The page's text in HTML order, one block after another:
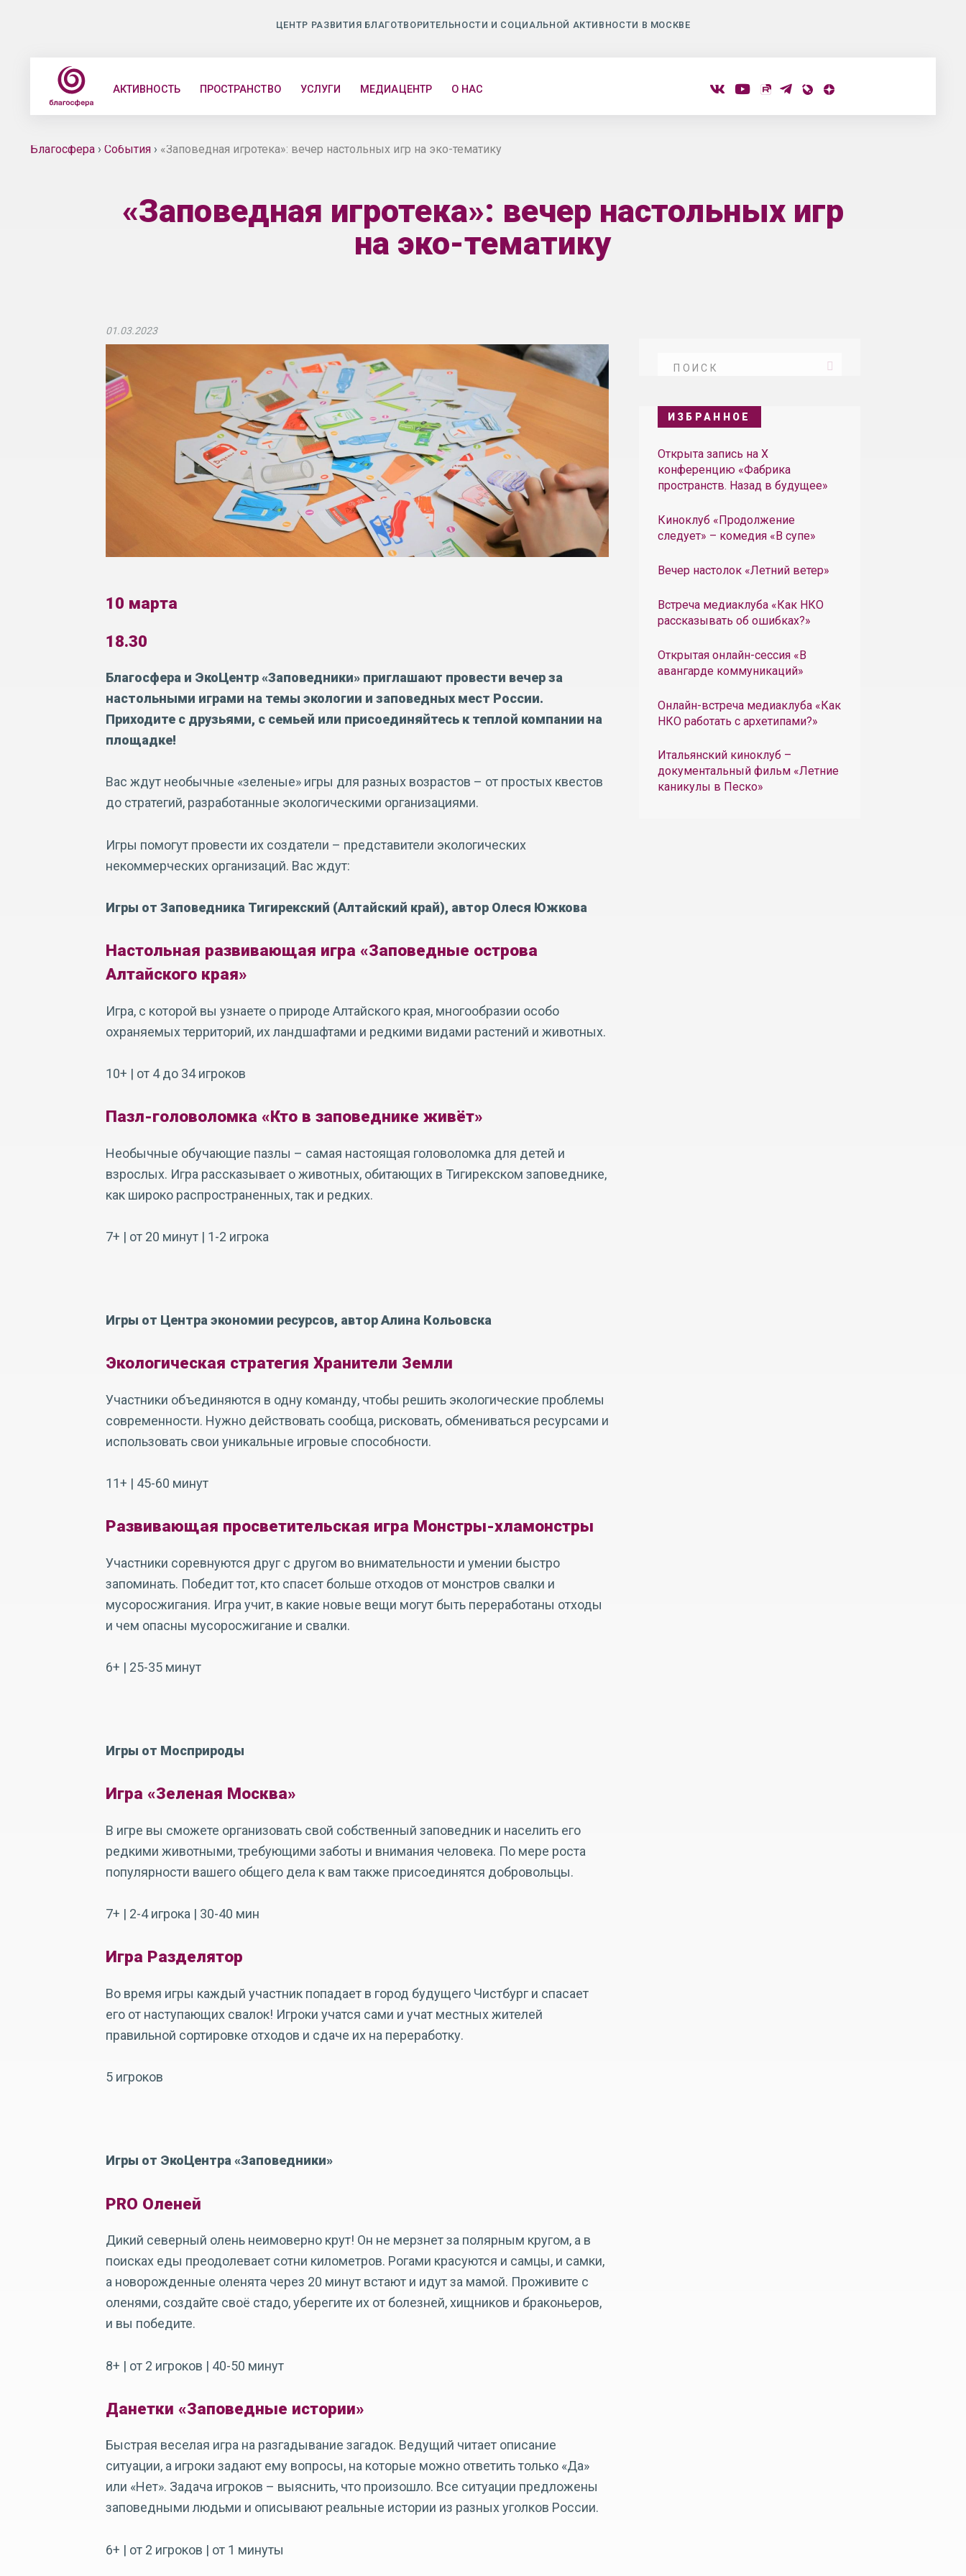
ЦЕНТР РАЗВИТИЯ БЛАГОТВОРИТЕЛЬНОСТИ И СОЦИАЛЬНОЙ АКТИВНОСТИ В МОСКВЕ
АКТИВНОСТЬ ПРОСТРАНСТВО УСЛУГИ МЕДИАЦЕНТР О НАС
Благосфера› События› «Заповедная игротека»: вечер настольных игр на эко-тематику
«Заповедная игротека»: вечер настольных игр
на эко-тематику
01.03.2023
10 марта
18.30
Благосфера и ЭкоЦентр «Заповедники» приглашают провести вечер за
настольными играми на темы экологии и заповедных мест России.
Приходите с друзьями, с семьей или присоединяйтесь к теплой компании на
площадке!
Вас ждут необычные «зеленые» игры для разных возрастов – от простых квестов
до стратегий, разработанные экологическими организациями.
Игры помогут провести их создатели – представители экологических
некоммерческих организаций. Вас ждут:
Игры от Заповедника Тигирекский (Алтайский край), автор Олеся Южкова
Настольная развивающая игра «Заповедные острова
Алтайского края»
Игра, с которой вы узнаете о природе Алтайского края, многообразии особо
охраняемых территорий, их ландшафтами и редкими видами растений и животных.
10+ | от 4 до 34 игроков
Пазл-головоломка «Кто в заповеднике живёт»
Необычные обучающие пазлы – самая настоящая головоломка для детей и
взрослых. Игра рассказывает о животных, обитающих в Тигирекском заповеднике,
как широко распространенных, так и редких.
7+ | от 20 минут | 1-2 игрока
Игры от Центра экономии ресурсов, автор Алина Кольовска
Экологическая стратегия Хранители Земли
Участники объединяются в одну команду, чтобы решить экологические проблемы
современности. Нужно действовать сообща, рисковать, обмениваться ресурсами и
использовать свои уникальные игровые способности.
11+ | 45-60 минут
Развивающая просветительская игра Монстры-хламонстры
Участники соревнуются друг с другом во внимательности и умении быстро
запоминать. Победит тот, кто спасет больше отходов от монстров свалки и
мусоросжигания. Игра учит, в какие новые вещи могут быть переработаны отходы
и чем опасны мусоросжигание и свалки.
6+ | 25-35 минут
Игры от Мосприроды
Игра «Зеленая Москва»
В игре вы сможете организовать свой собственный заповедник и населить его
редкими животными, требующими заботы и внимания человека. По мере роста
популярности вашего общего дела к вам также присоединятся добровольцы.
7+ | 2-4 игрока | 30-40 мин
Игра Разделятор
Во время игры каждый участник попадает в город будущего Чистбург и спасает
его от наступающих свалок! Игроки учатся сами и учат местных жителей
правильной сортировке отходов и сдаче их на переработку.
5 игроков
Игры от ЭкоЦентра «Заповедники»
PRO Оленей
Дикий северный олень неимоверно крут! Он не мерзнет за полярным кругом, а в
поисках еды преодолевает сотни километров. Рогами красуются и самцы, и самки,
а новорожденные оленята через 20 минут встают и идут за мамой. Проживите с
оленями, создайте своё стадо, уберегите их от болезней, хищников и браконьеров,
и вы победите.
8+ | от 2 игроков | 40-50 минут
Данетки «Заповедные истории»
Быстрая веселая игра на разгадывание загадок. Ведущий читает описание
ситуации, а игроки задают ему вопросы, на которые можно ответить только «Да»
или «Нет». Задача игроков – выяснить, что произошло. Все ситуации предложены
заповедными людьми и описывают реальные истории из разных уголков России.
6+ | от 2 игроков | от 1 минуты
ИЗБРАННОЕ
Открыта запись на X
конференцию «Фабрика
пространств. Назад в будущее»
Киноклуб «Продолжение
следует» – комедия «В супе»
Вечер настолок «Летний ветер»
Встреча медиаклуба «Как НКО
рассказывать об ошибках?»
Открытая онлайн-сессия «В
авангарде коммуникаций»
Онлайн-встреча медиаклуба «Как
НКО работать с архетипами?»
Итальянский киноклуб –
документальный фильм «Летние
каникулы в Песко»